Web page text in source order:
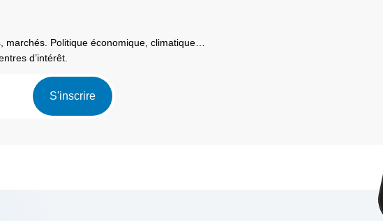
Politique économique, climatique…
d’intérêt.
S'inscrire